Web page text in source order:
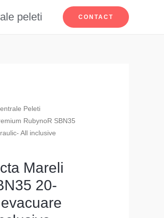
peleti CONTACT
Peleti
RubynoR SBN35
All inclusive
Mareli
20-